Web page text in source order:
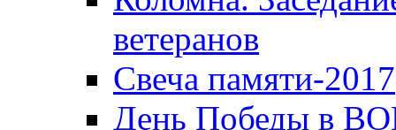
ветеранов
Свеча памяти-2017
День Победы в